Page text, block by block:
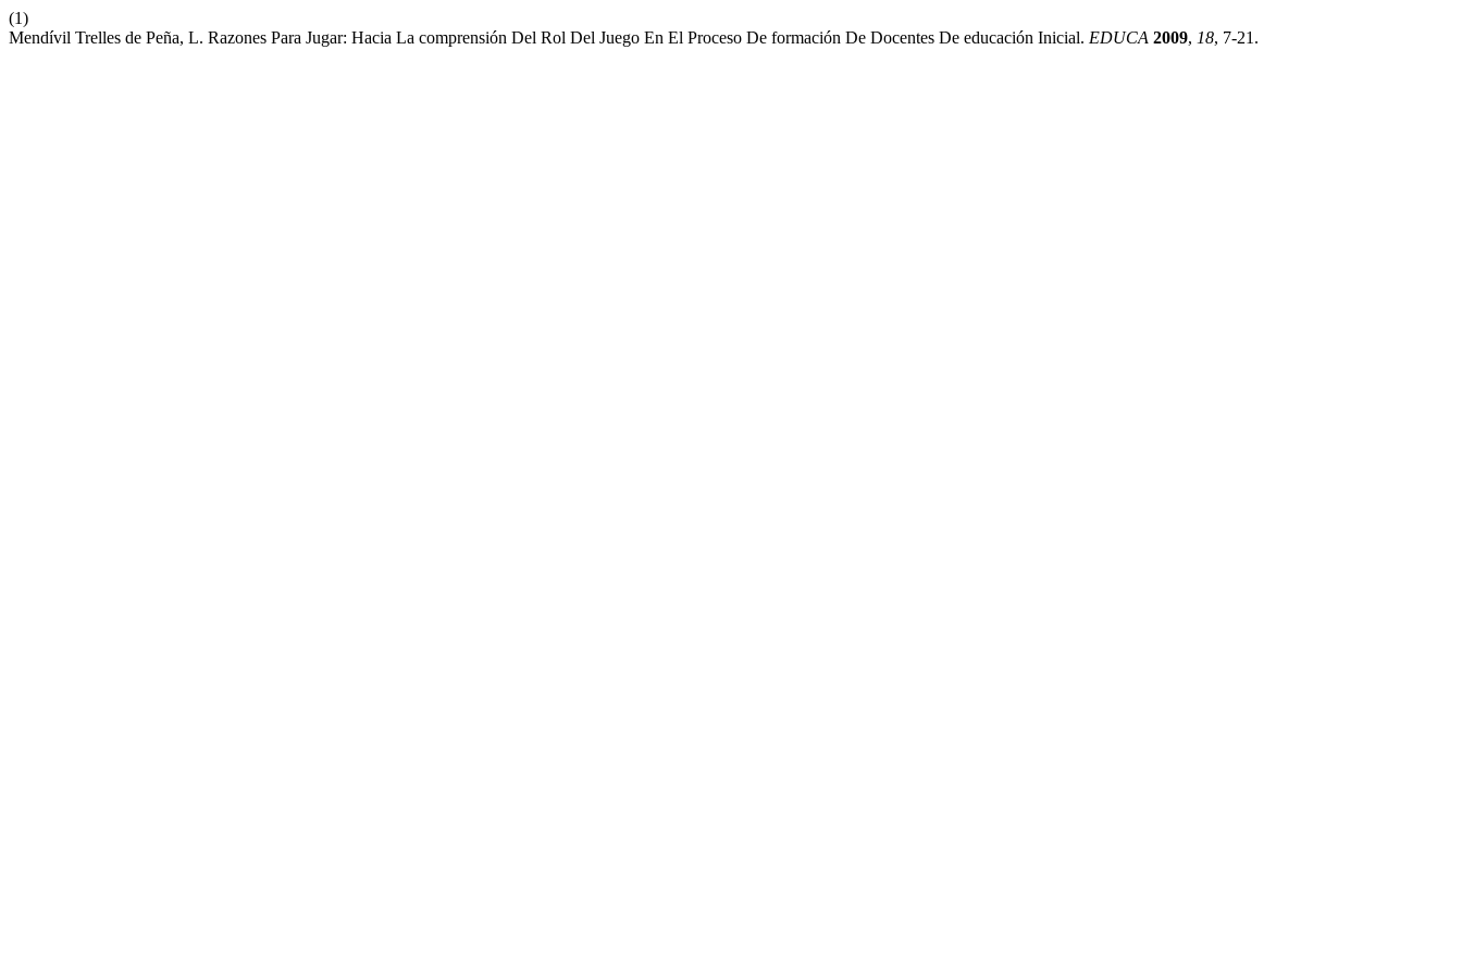
(1)
Mendívil Trelles de Peña, L. Razones Para Jugar: Hacia La comprensión Del Rol Del Juego En El Proceso De formación De Docentes De educación Inicial. EDUCA 2009, 18, 7-21.